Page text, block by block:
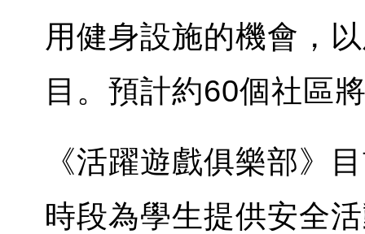
用健身設施的機會，
目。預計約60個社區
《活躍遊戲俱樂部》
時段為學生提供安全